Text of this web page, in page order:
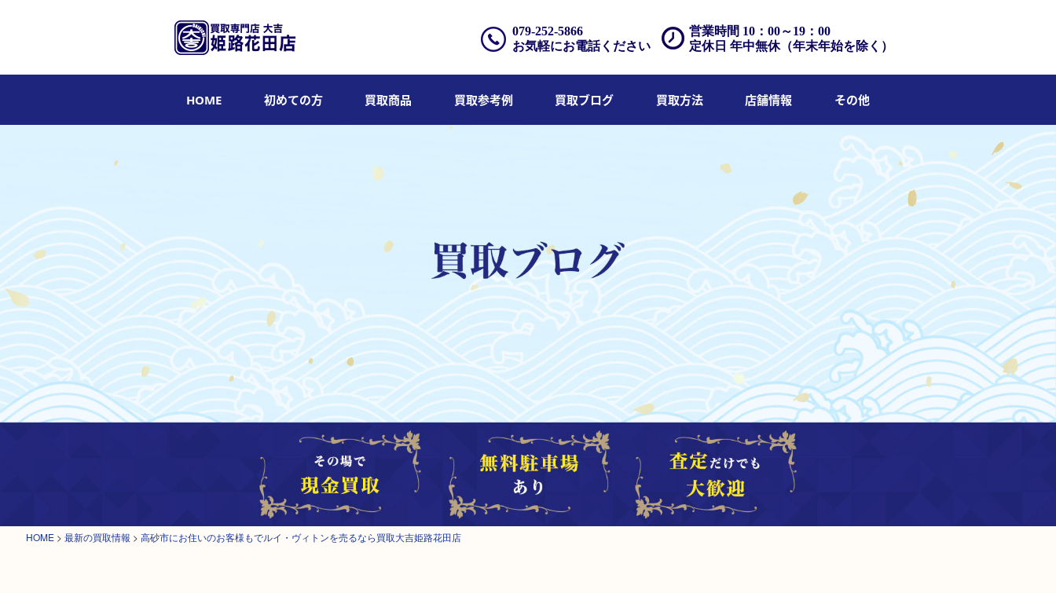
営業時間 10：00～19：00
定休日 年中無休（年末年始を除く）
079-252-5866
お気軽にお電話ください
HOME 初めての方 買取商品 買取参考例 買取ブログ 買取方法 店舗情報 その他
HOME > 最新の買取情報 > 高砂市にお住いのお客様もでルイ・ヴィトンを売るなら買取大吉姫路花田店